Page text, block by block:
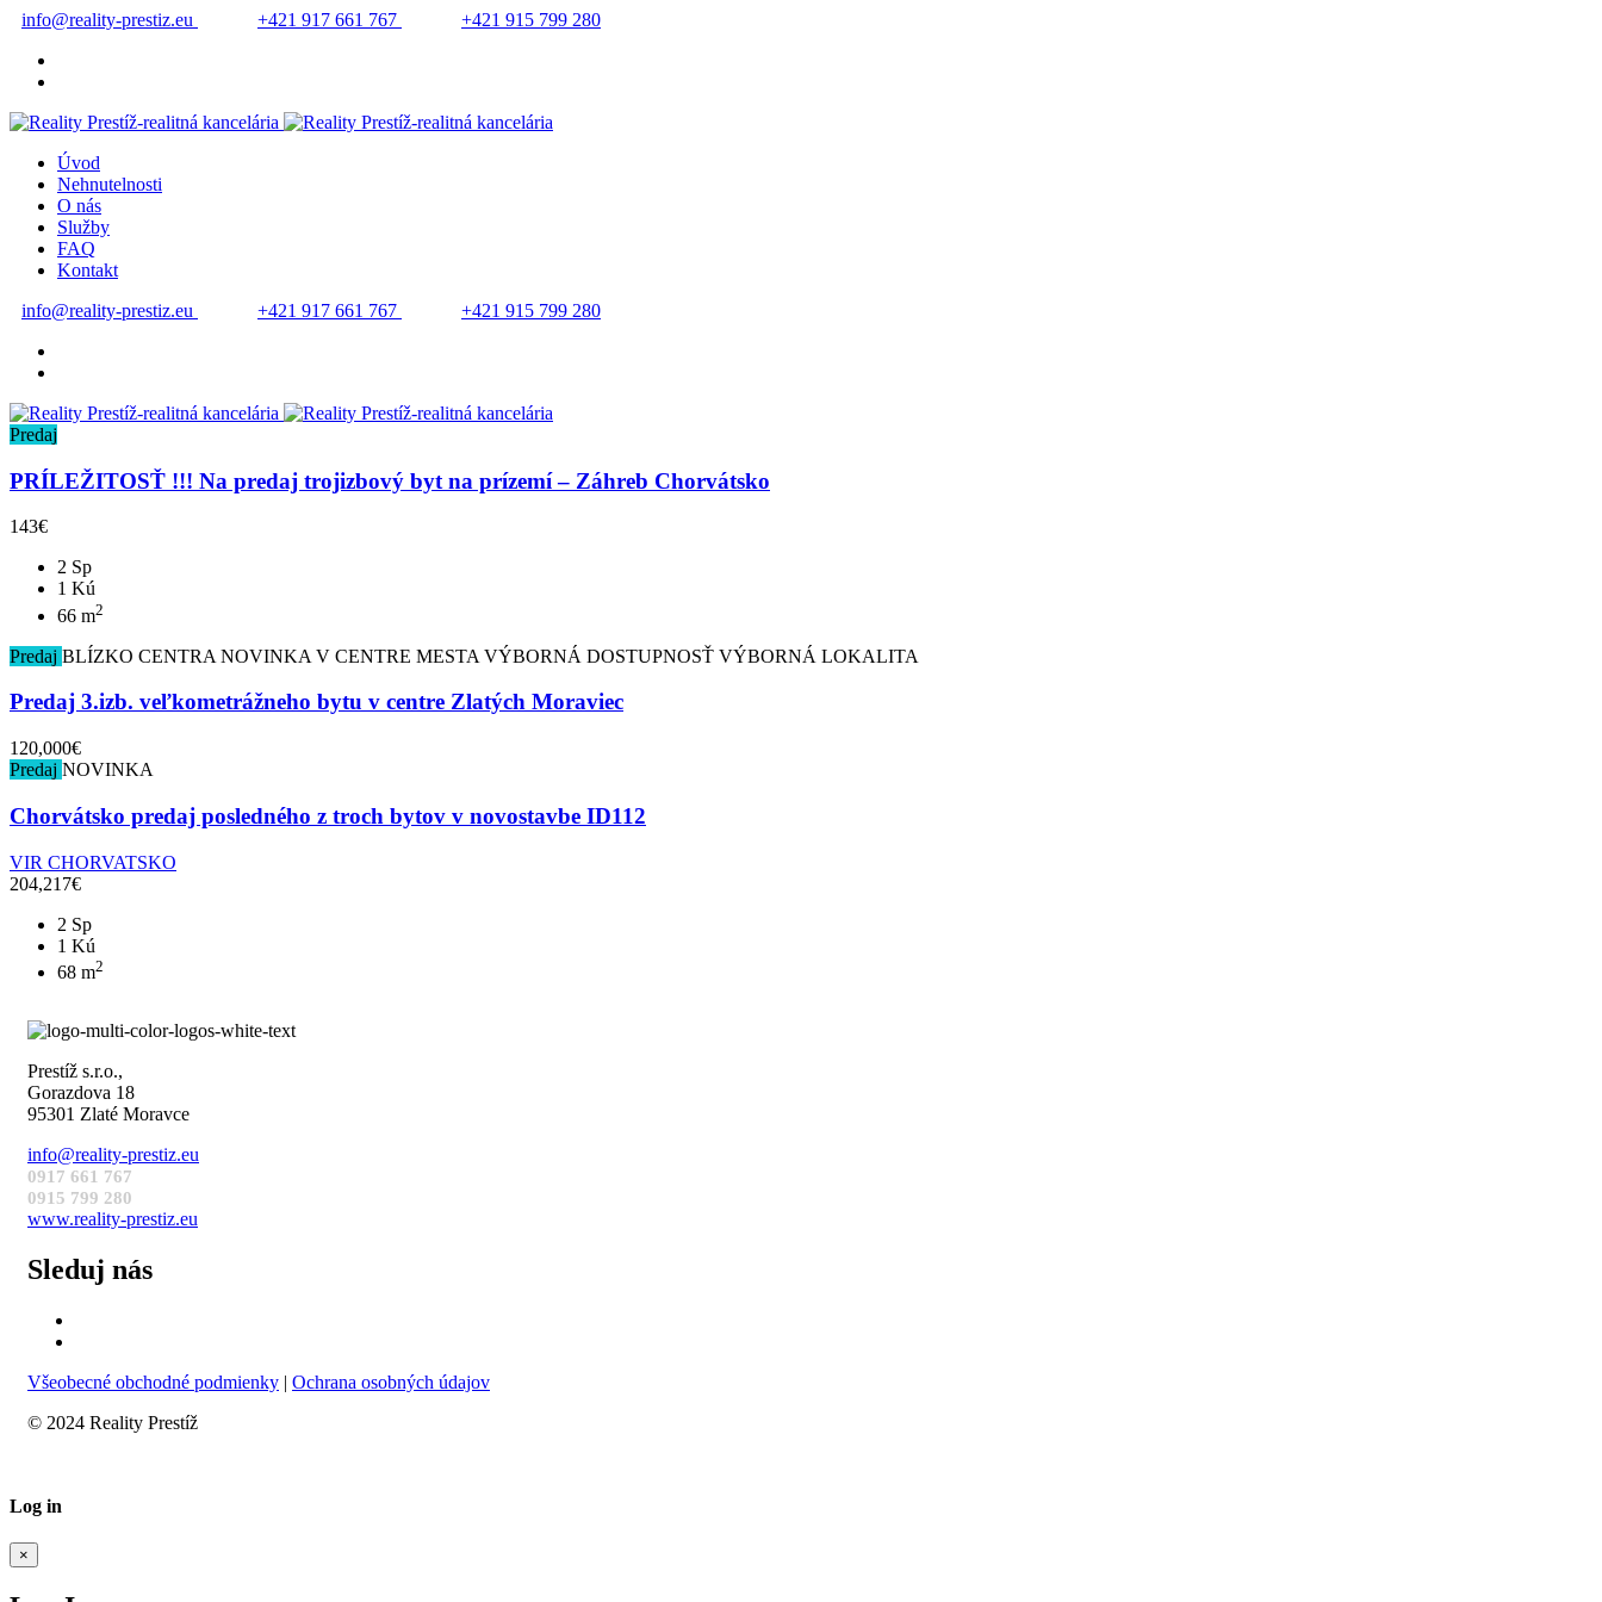
info@reality-prestiz.eu +421 917 661 767 +421 915 799 280
Úvod
Nehnutelnosti
O nás
Služby
FAQ
Kontakt
info@reality-prestiz.eu
+421 917 661 767 +421 915 799 280
Predaj
PRÍLEŽITOSŤ !!! Na predaj trojizbový byt na prízemí – Záhreb Chorvátsko
143€
2 Sp
1 Kú
66 m2
Predaj BLÍZKO CENTRA NOVINKA V CENTRE MESTA VÝBORNÁ DOSTUPNOSŤ VÝBORNÁ LOKALITA
Predaj 3.izb. veľkometrážneho bytu v centre Zlatých Moraviec
120,000€
Predaj NOVINKA
Chorvátsko predaj posledného z troch bytov v novostavbe ID112
VIR CHORVATSKO
204,217€
2 Sp
1 Kú
68 m2
Prestíž s.r.o.,
Gorazdova 18
95301 Zlaté Moravce
info@reality-prestiz.eu
0917 661 767
0915 799 280
www.reality-prestiz.eu
Sleduj nás
Všeobecné obchodné podmienky | Ochrana osobných údajov
© 2024 Reality Prestíž
Log in
×